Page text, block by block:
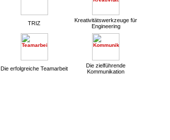
TRIZ
Kreativitätswerkzeuge für
Engineering
Die erfolgreiche Teamarbeit
Die zielführende
Kommunikation